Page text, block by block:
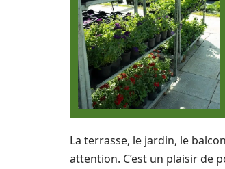
La terrasse, le jardin, le
attention. C’est un plaisir de